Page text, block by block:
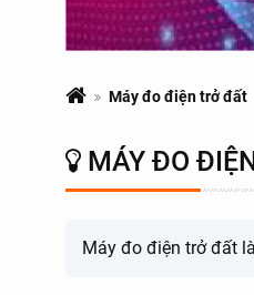
Máy đo điện trở đất
MÁY ĐO
Máy đo điện trở đất